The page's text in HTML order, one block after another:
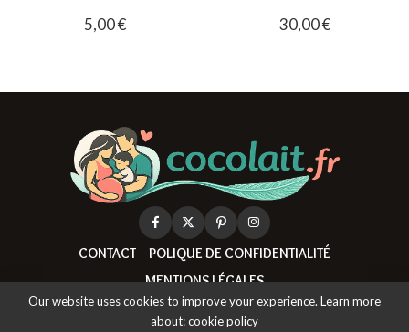
5,00€ 30,00€
CONTACT
POLIQUE DE CONFIDENTIALITÉ
MENTIONS LÉGALES
Our website uses cookies to improve your experience. Learn more
about:cookie policy